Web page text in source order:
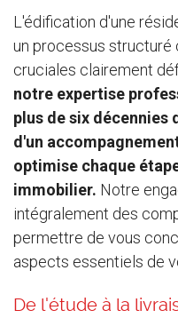
L'édification d'une
un processus structuré
cruciales clairement
notre expertise
plus de six décennies
d'un
optimise chaque
immobilier. Notre
intégralement des
permettre de vous
aspects essentiels de
De l'étude à la